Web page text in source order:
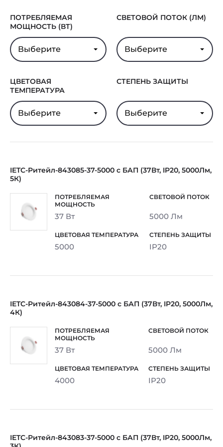
ПОТРЕБЛЯЕМАЯ
МОЩНОСТЬ (ВТ)
Выберите
СВЕТОВОЙ ПОТОК (ЛМ)
Выберите
ЦВЕТОВАЯ
ТЕМПЕРАТУРА
Выберите
СТЕПЕНЬ ЗАЩИТЫ
Выберите
IETC-Ритейл-843085-37-5000 с БАП (37Вт, IP20, 5000Лм,
5К)
37 Вт 5000 Лм
5000 IP20
IETC-Ритейл-843084-37-5000 с БАП (37Вт, IP20, 5000Лм,
4К)
37 Вт 5000 Лм
4000 IP20
IETC-Ритейл-843083-37-5000 с БАП (37Вт, IP20, 5000Лм,